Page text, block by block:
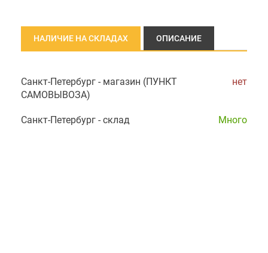
НАЛИЧИЕ НА СКЛАДАХ ОПИСАНИЕ
Санкт-Петербург - магазин (ПУНКТ
САМОВЫВОЗА)
нет
Санкт-Петербург - склад Много